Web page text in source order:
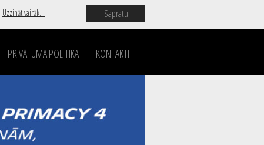
Uzzināt vairāk... Sapratu
PRIVĀTUMA POLITIKA KONTAKTI